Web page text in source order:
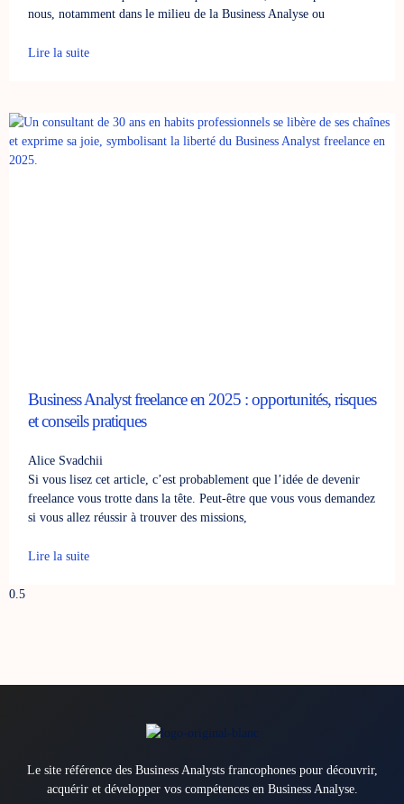
nous, notamment dans le milieu de la Business Analyse ou
Lire la suite
Business Analyst freelance en 2025 : opportunités, risques
et conseils pratiques
Alice Svadchii
Si vous lisez cet article, c’est probablement que l’idée de devenir
freelance vous trotte dans la tête. Peut-être que vous vous demandez
si vous allez réussir à trouver des missions,
Lire la suite
Le site référence des Business Analysts francophones pour découvrir,
acquérir et développer vos compétences en Business Analyse.